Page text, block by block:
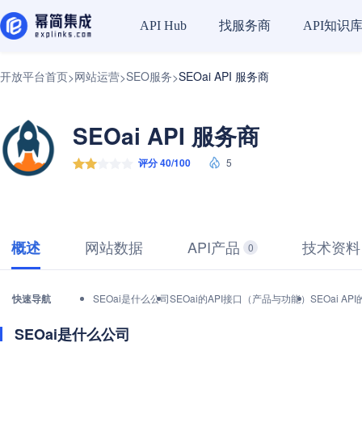
API Hub 找服务商 API知识库
开放平台首页>网站运营>SEO服务>SEOai API 服务商
SEOai API 服务商
评分 40/100 5
概述 网站数据 API产品 0 技术资料
快速导航 SEOai是什么公司SEOai的API接口（产品与功能） SEOai API
SEOai是什么公司